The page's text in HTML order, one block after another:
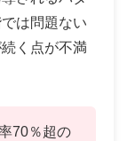
は問題ない
く点が不満
70％超の